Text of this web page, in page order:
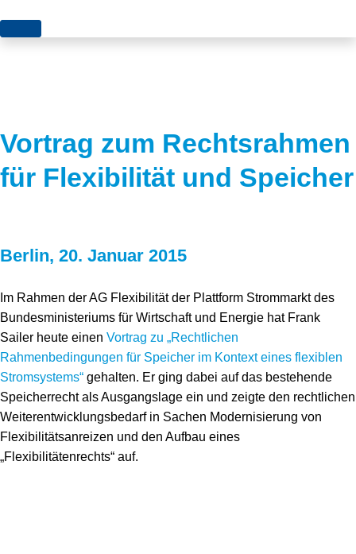
Themen
Flächen
Genehmigungen
Märkte
Netze
Speicher
Stromerzeugung
Wärme
News
Blog
Über uns
Stiftungsporträt
Forschungsnetzwerk
Bibliothek
Newsletter
Vortrag zum Rechtsrahmen
für Flexibilität und Speicher
Berlin, 20. Januar 2015
Im Rahmen der AG Flexibilität der Plattform Strommarkt des
Bundesministeriums für Wirtschaft und Energie hat Frank
Sailer heute einen Vortrag zu „Rechtlichen
Rahmenbedingungen für Speicher im Kontext eines flexiblen
Stromsystems“ gehalten. Er ging dabei auf das bestehende
Speicherrecht als Ausgangslage ein und zeigte den rechtlichen
Weiterentwicklungsbedarf in Sachen Modernisierung von
Flexibilitätsanreizen und den Aufbau eines
„Flexibilitätenrechts“ auf.